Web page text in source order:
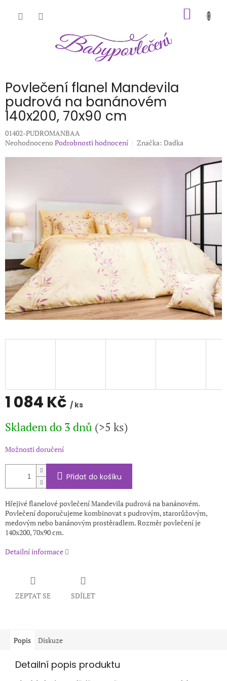
Povlečení flanel Mandevila
pudrová na banánovém
140x200, 70x90 cm
01402-PUDROMANBAA
Průměrné
hvězdiček.
Neohodnoceno Podrobnosti hodnocení Značka: Dadka
1 084 Kč / ks
cena:
Skladem do 3 dnů (>5 ks)
Možnosti doručení
Přidat do košíku
Hřejivé flanelové povlečení Mandevila pudrová na banánovém.
Povlečení doporučujeme kombinovat s pudrovým, starorůžovým,
medovým nebo banánovým prostěradlem. Rozměr povlečení je
140x200, 70x90 cm.
Detailní informace
ZEPTAT SE SDÍLET
Popis Diskuze
Detailní popis produktu